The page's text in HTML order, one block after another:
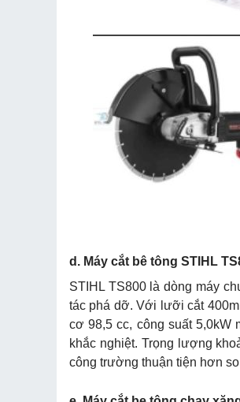
d. Máy cắt bê tông STIHL
STIHL TS800 là dòng máy
tác phá dỡ. Với lưỡi cắt
cơ 98,5 cc, công suất 5,0kW
khắc nghiệt. Trọng lượng
công trường thuận tiện hơn